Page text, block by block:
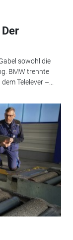
sowohl die
BMW trennte
Telelever –...